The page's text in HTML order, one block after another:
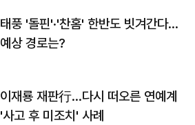
태풍 '돌핀'·'찬홈' 한반도 빗겨간다…
예상 경로는?
이재룡 재판行…다시 떠오른 연예계
'사고 후 미조치' 사례